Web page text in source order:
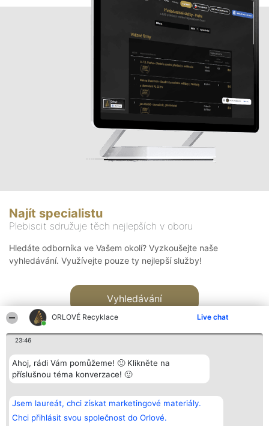
ORLOVÉ Recyklace Live chat
23:46
Ahoj, rádi Vám pomůžeme! 🙂 Klikněte na
příslušnou téma konverzace! 🙂
Jsem laureát, chci získat marketingové materiály.
Chci přihlásit svou společnost do Orlové.
Najít specialistu
Plebiscit sdružuje těch nejlepších v oboru
Hledáte odborníka ve Vašem okolí? Vyzkoušejte naše
vyhledávání. Využívejte pouze ty nejlepší služby!
Vyhledávání
Bright Side Solutions sp. z o.
o. sp. k.
ul. Ruska 22
Wrocław 50-079
Vítězové
Seznam všech
laureátů
Zásady
Kontakt